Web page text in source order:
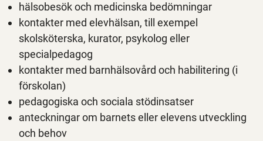
hälsobesök och medicinska bedömningar
kontakter med elevhälsan, till exempel
skolsköterska, kurator, psykolog eller
specialpedagog
kontakter med barnhälsovård och habilitering (i
förskolan)
pedagogiska och sociala stödinsatser
anteckningar om barnets eller elevens utveckling
och behov